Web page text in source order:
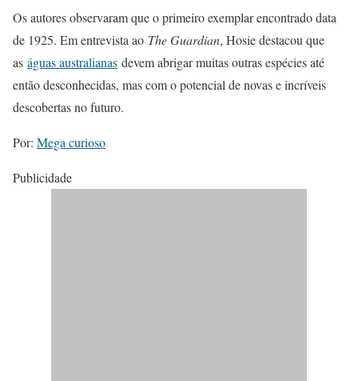
Os autores observaram que o primeiro exemplar encontrado data
de 1925. Em entrevista ao The Guardian, Hosie destacou que
as águas australianas devem abrigar muitas outras espécies até
então desconhecidas, mas com o potencial de novas e incríveis
descobertas no futuro.
Por: Mega curioso
Publicidade